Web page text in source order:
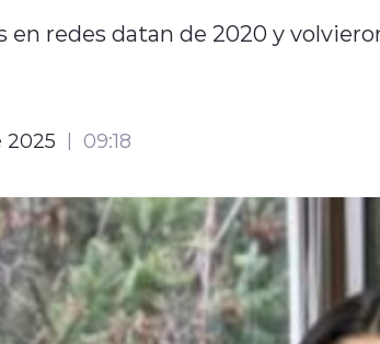
en redes datan de 2020 y
2025 09:18